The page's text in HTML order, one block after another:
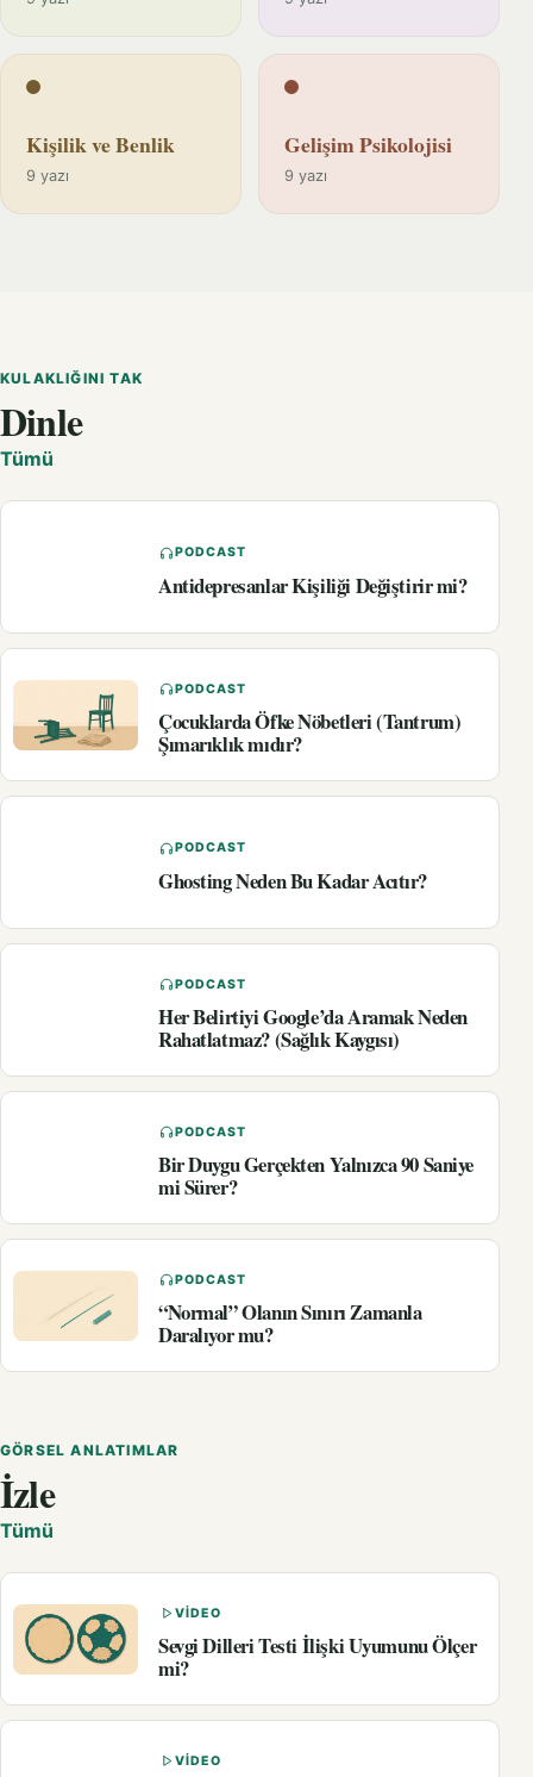
Kişilik ve Benlik
9 yazı
Gelişim Psikolojisi
9 yazı
KULAKLIĞINI TAK
Dinle
Tümü
PODCAST
Antidepresanlar Kişiliği Değiştirir mi?
PODCAST
Çocuklarda Öfke Nöbetleri (Tantrum)
Şımarıklık mıdır?
PODCAST
Ghosting Neden Bu Kadar Acıtır?
PODCAST
Her Belirtiyi Google’da Aramak Neden
Rahatlatmaz? (Sağlık Kaygısı)
PODCAST
Bir Duygu Gerçekten Yalnızca 90 Saniye
mi Sürer?
PODCAST
“Normal” Olanın Sınırı Zamanla
Daralıyor mu?
GÖRSEL ANLATIMLAR
İzle
Tümü
VIDEO
Sevgi Dilleri Testi İlişki Uyumunu Ölçer
mi?
VIDEO